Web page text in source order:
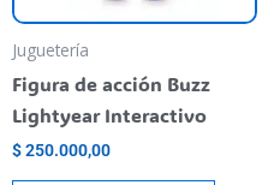
Juguetería
Figura de acción Buzz
Lightyear Interactivo
$250.000,00